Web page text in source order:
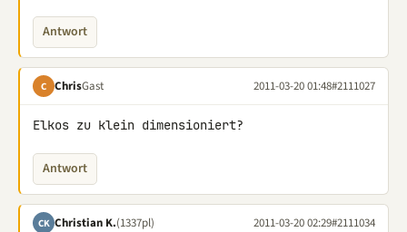
Antwort
C ChrisGast 2011-03-20 01:48#2111027
Elkos zu klein dimensioniert?
Antwort
CK Christian K.(1337pl) 2011-03-20 02:29#2111034